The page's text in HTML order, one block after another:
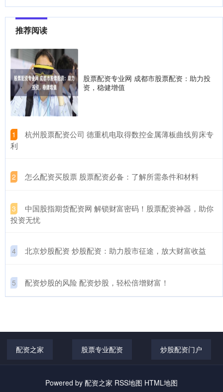
推荐阅读
股票配资专业网 成都市股票配资：助力投
资，稳健增值
1
​杭州股票配资公司 德重机电取得数控金属薄板曲线剪床专
利
2 ​怎么配资买股票 股票配资必备：了解所需条件和材料
3
​中国股指期货配资网 解锁财富密码！股票配资神器，助你
投资无忧
4 ​北京炒股配资 炒股配资：助力股市征途，放大财富收益
5 ​配资炒股的风险 配资炒股，轻松倍增财富！
配资之家 股票专业配资 炒股配资门户
Powered by 配资之家 RSS地图 HTML地图